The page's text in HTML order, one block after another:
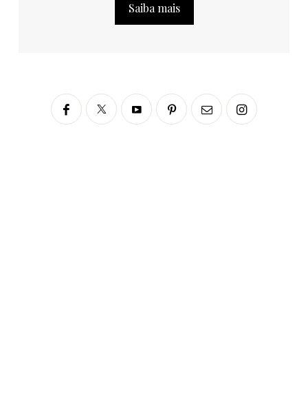
Saiba mais